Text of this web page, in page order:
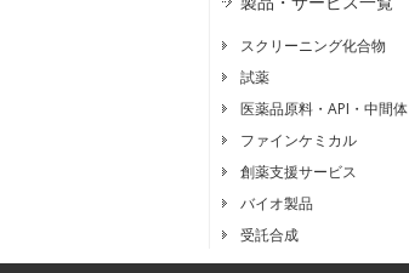
スクリーニング化合物
試薬
医薬品原料・API・中間体
ファインケミカル
創薬支援サービス
バイオ製品
受託合成